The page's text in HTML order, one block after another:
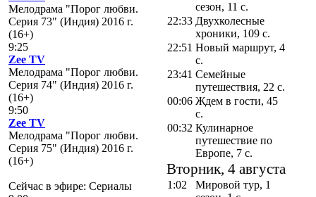
Мелодрама "Порог любви.
Серия 73" (Индия) 2016 г.
(16+)
9:25
Zee TV
Мелодрама "Порог любви.
Серия 74" (Индия) 2016 г.
(16+)
9:50
Zee TV
Мелодрама "Порог любви.
Серия 75" (Индия) 2016 г.
(16+)
Сейчас в эфире: Сериалы
сезон, 11 с.
22:33 Двухколесные
хроники, 109 с.
22:51 Новый маршрут, 4
с.
23:41 Семейные
путешествия, 22 с.
00:06 Ждем в гости, 45
с.
00:32 Кулинарное
путешествие по
Европе, 7 с.
Вторник, 4 августа
1:02
Мировой тур, 1